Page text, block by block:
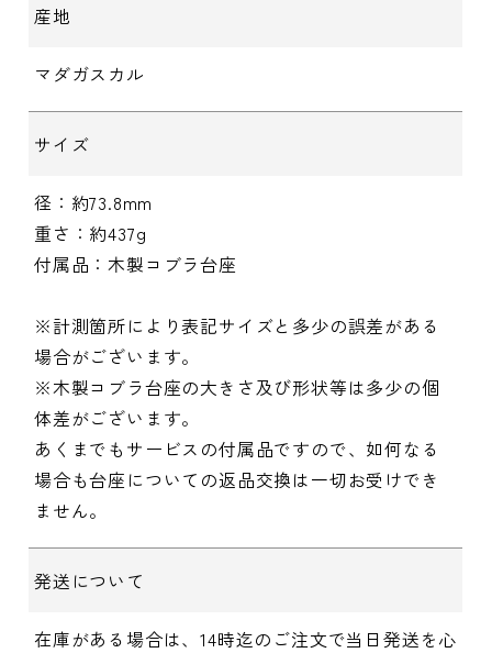
産地
マダガスカル
サイズ
径：約73.8mm
重さ：約437g
付属品：木製コブラ台座
※計測箇所により表記サイズと多少の誤差がある
場合がございます。
※木製コブラ台座の大きさ及び形状等は多少の個
体差がございます。
あくまでもサービスの付属品ですので、如何なる
場合も台座についての返品交換は一切お受けでき
ません。
発送について
在庫がある場合は、14時迄のご注文で当日発送を心